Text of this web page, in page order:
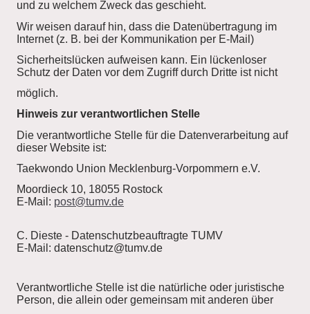
und zu welchem Zweck das geschieht.
Wir weisen darauf hin, dass die Datenübertragung im
Internet (z. B. bei der Kommunikation per E-Mail)
Sicherheitslücken aufweisen kann. Ein lückenloser
Schutz der Daten vor dem Zugriff durch Dritte ist nicht
möglich.
Hinweis zur verantwortlichen Stelle
Die verantwortliche Stelle für die Datenverarbeitung auf
dieser Website ist:
Taekwondo Union Mecklenburg-Vorpommern e.V.
Moordieck 10, 18055 Rostock
E-Mail: post@tumv.de
C. Dieste - Datenschutzbeauftragte TUMV
E-Mail: datenschutz@tumv.de
Verantwortliche Stelle ist die natürliche oder juristische
Person, die allein oder gemeinsam mit anderen über